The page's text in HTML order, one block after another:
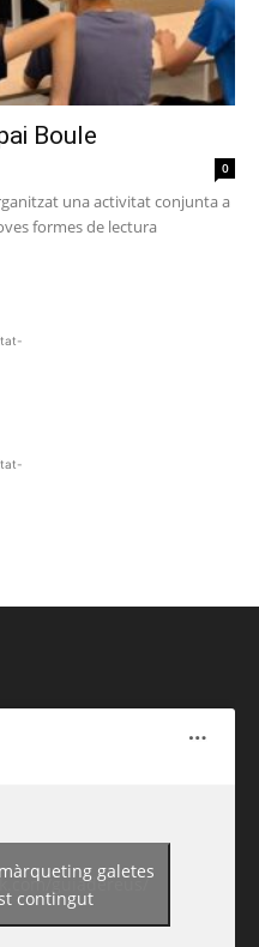
Boule
0
una activitat conjunta a
formes de lectura
guiadereus/
galetes
contingut